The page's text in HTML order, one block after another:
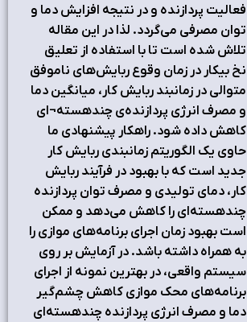
فعالیت پردازنده و در نتیجه افزایش دما و
توان مصرفی می‌گردد. لذا در این مقاله
تلاش شده است تا با استفاده از تعلیق
نخ بیکار در زمان وقوع ربایش‌های ناموفق
متوالی در زمانبند ربایش کار، میانگین دما
و مصرف انرژی پردازنده‌ی چندهسته¬ای
کاهش داده شود. راهکار پیشنهادی ما
حاوی یک الگوریتم زمانبندی ربایش کار
جدید است که با بهبود در فرآیند ربایش
کار، دمای تولیدی و مصرف توان پردازنده
چندهسته‌ای را کاهش می‌دهد و ممکن
است بهبود زمان اجرای برنامه‌های موازی را
به همراه داشته باشد. در آزمایش بر روی
سیستم واقعی، در بهترین نمونه از اجرای
برنامه‌های محک موازی کاهش چشم‌گیر
دما و مصرف انرژی پردازنده چندهسته‌ای